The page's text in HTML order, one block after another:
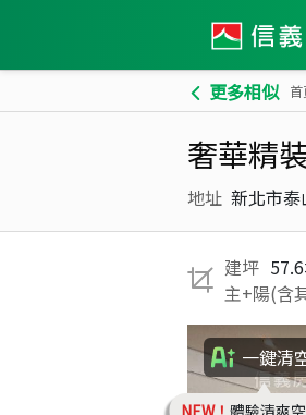
更多相似 首
奢華精
地址 新北市泰
建坪
主+陽(含
一鍵清